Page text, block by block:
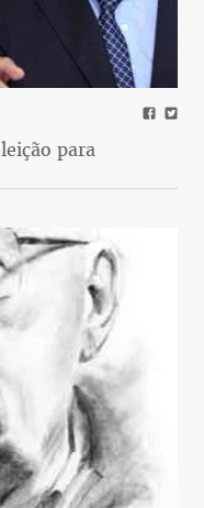
para